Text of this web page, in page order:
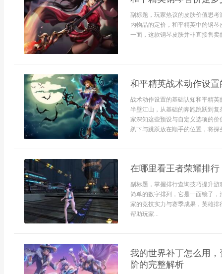
副标题，玩家热议的皮肤价值思
内物品的定价，和平精英中的钢
一面，这款钢琴皮肤并非直接售
和平精英战术动作设
战术动作设置的基础认知和平精
半壁江山，从基础的奔跑跳跃到
家深知这些预设与自定义选项的
趴下与跳跃放在顺手的位置，将探
在哪里看王者荣耀排
副标题，掌握排行查询技巧提升
简单的数字排列，它是一面镜子
家的竞技实力与赛季成果，英雄
帮助玩家...
我的世界补丁怎么用
阶的完整解析